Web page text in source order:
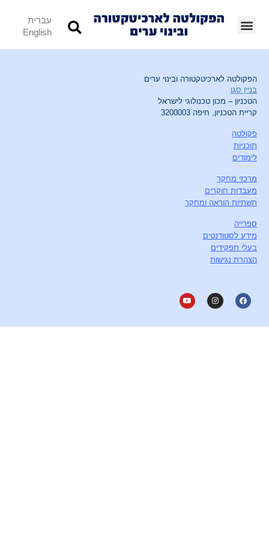
עברית
English
הפקולטה לארכיטקטורה ובינוי ערים
בניין סגו
הטכניון – מכון טכנולוגי לישראל
קריית הטכניון, חיפה 3200003
פקולטה
תוכניות
לימודים
מרכזי מחקר
מעבדות חוקרים
תשתיות הוראה ומחקר
ספרייה
מידע לסטודנטים
בעלי תפקידים
הצהרת נגישות